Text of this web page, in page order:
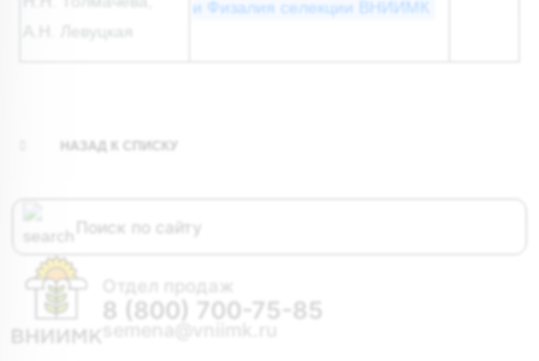
А.Н. Левуцкая
и Физалия селекции ВНИИМК
НАЗАД К СПИСКУ
Отдел продаж
8 (800) 700-75-85
semena@vniimk.ru